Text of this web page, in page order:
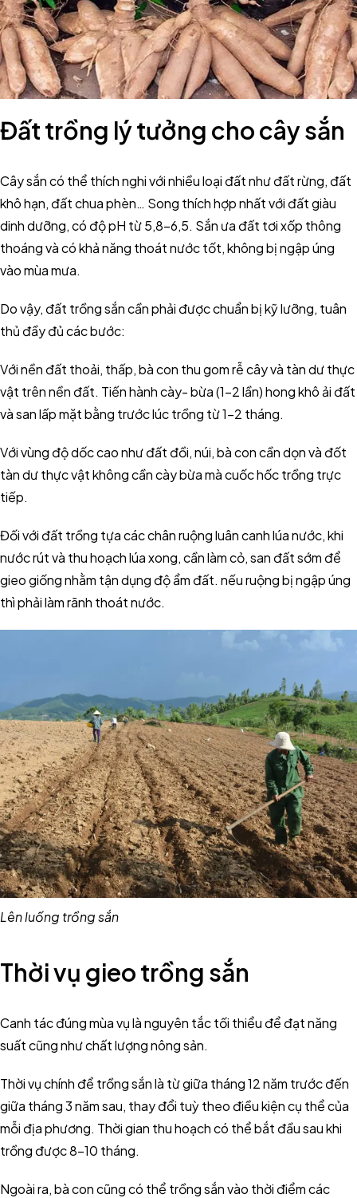
Đất trồng lý tưởng cho cây sắn
Cây sắn có thể thích nghi với nhiều loại đất như đất rừng, đất
khô hạn, đất chua phèn… Song thích hợp nhất với đất giàu
dinh dưỡng, có độ pH từ 5,8-6,5. Sắn ưa đất tơi xốp thông
thoáng và có khả năng thoát nước tốt, không bị ngập úng
vào mùa mưa.
Do vậy, đất trồng sắn cần phải được chuẩn bị kỹ lưỡng, tuân
thủ đầy đủ các bước:
Với nền đất thoải, thấp, bà con thu gom rễ cây và tàn dư thực
vật trên nền đất. Tiến hành cày- bừa (1-2 lần) hong khô ải đất
và san lấp mặt bằng trước lúc trồng từ 1-2 tháng.
Với vùng độ dốc cao như đất đồi, núi, bà con cần dọn và đốt
tàn dư thực vật không cần cày bừa mà cuốc hốc trồng trực
tiếp.
Đối với đất trồng tựa các chân ruộng luân canh lúa nước, khi
nước rút và thu hoạch lúa xong, cần làm cỏ, san đất sớm để
gieo giống nhằm tận dụng độ ẩm đất. nếu ruộng bị ngập úng
thì phải làm rãnh thoát nước.
Lên luống trồng sắn
Thời vụ gieo trồng sắn
Canh tác đúng mùa vụ là nguyên tắc tối thiểu để đạt năng
suất cũng như chất lượng nông sản.
Thời vụ chính để trồng sắn là từ giữa tháng 12 năm trước đến
giữa tháng 3 năm sau, thay đổi tuỳ theo điều kiện cụ thể của
mỗi địa phương. Thời gian thu hoạch có thể bắt đầu sau khi
trồng được 8-10 tháng.
Ngoài ra, bà con cũng có thể trồng sắn vào thời điểm các